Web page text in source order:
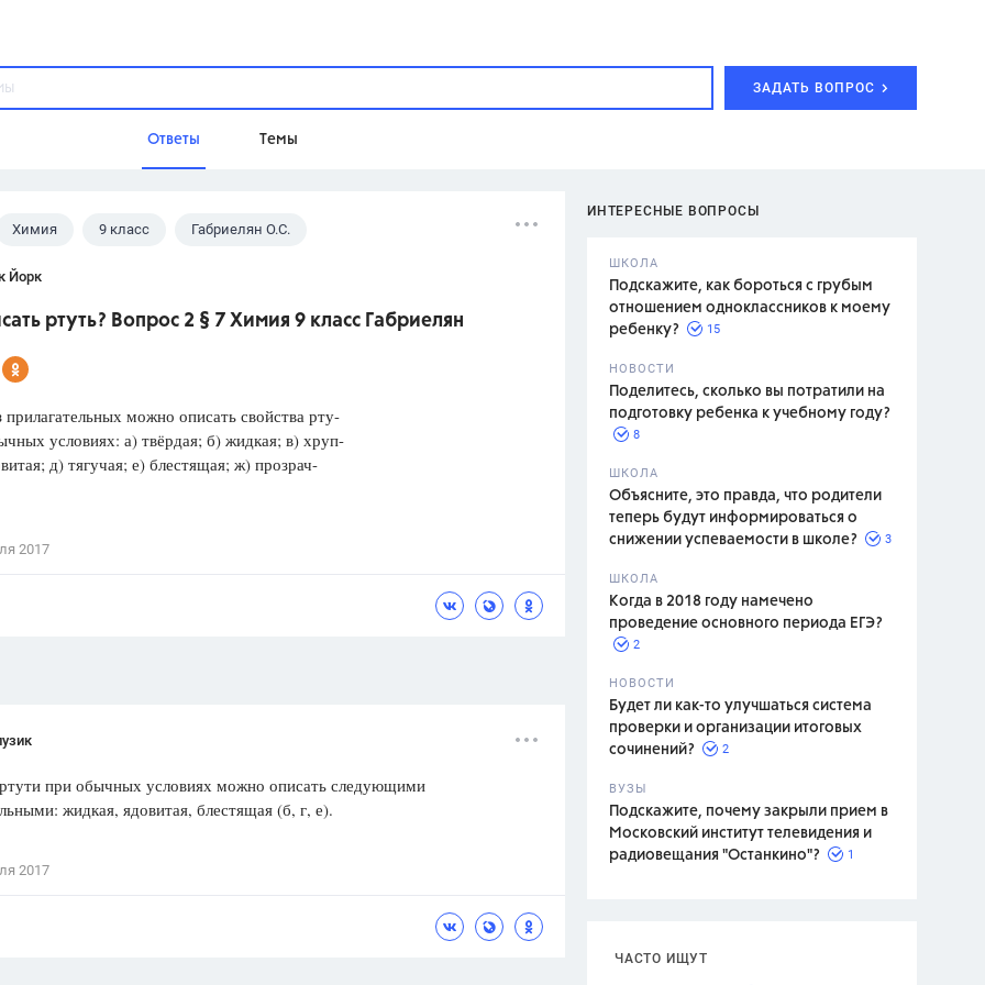
ЗАДАТЬ ВОПРОС
Ответы Темы
Домашнее задание
Учебники
Разумовская М.М.,
Красота, Воспитание
ИНТЕРЕСНЫЕ ВОПРОСЫ
ШКОЛА
Подскажите, как бороться с грубым
отношением одноклассников к моему
ребенку?
15
НОВОСТИ
Поделитесь, сколько вы потратили на
подготовку ребенка к учебному году?
8
ШКОЛА
Объясните, это правда, что родители
теперь будут информироваться о
снижении успеваемости в школе?
3
ШКОЛА
Когда в 2018 году намечено
проведение основного периода ЕГЭ?
2
НОВОСТИ
Будет ли как-то улучшаться система
проверки и организации итоговых
сочинений?
2
ВУЗЫ
Подскажите, почему закрыли прием в
Московский институт телевидения и
радиовещания "Останкино"?
1
ЧАСТО ИЩУТ
Химия 9 класс Габриелян О.С.
Йорк
ртуть? Вопрос 2 § 7 Химия 9 класс Габриелян
можно описать свойства рту-
условиях: а) твёрдая; б) жидкая; в) хруп-
д) тягучая; е) блестящая; ж) прозрач-
2017
при обычных условиях можно описать следующими
жидкая, ядовитая, блестящая (б, г, е).
2017